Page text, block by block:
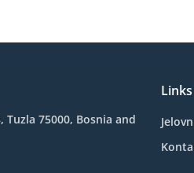
Tuzla 75000, Bosnia and
Links